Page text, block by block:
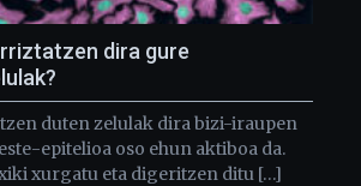
dira gure
duten zelulak dira bizi-iraupen
epitelioa oso ehun aktiboa da.
xurgatu eta digeritzen ditu […]